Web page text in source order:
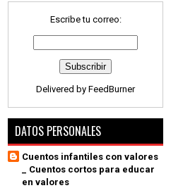
Escribe tu correo:
Delivered by FeedBurner
DATOS PERSONALES
Cuentos infantiles con valores
_ Cuentos cortos para educar
en valores